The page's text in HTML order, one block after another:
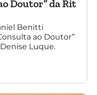
Doutor” da Rit
Benitti
ao Doutor”
Luque.